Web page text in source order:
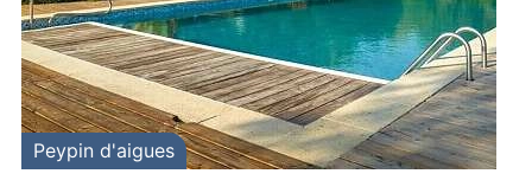
Peypin d'aigues